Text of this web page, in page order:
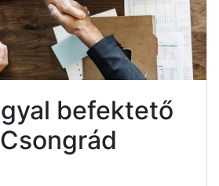
befektető